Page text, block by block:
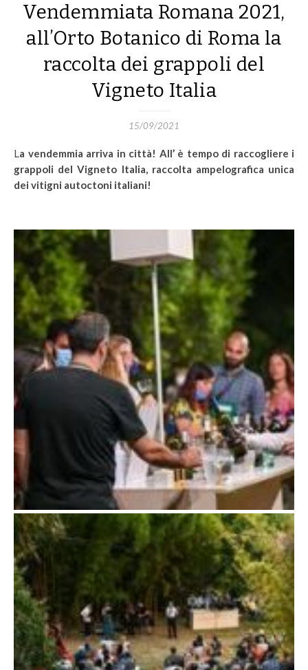
Vendemmiata Romana 2021,
all’Orto Botanico di Roma la
raccolta dei grappoli del
Vigneto Italia
15/09/2021
La vendemmia arriva in città! All’ è tempo di raccogliere i
grappoli del Vigneto Italia, raccolta ampelografica unica
dei vitigni autoctoni italiani!